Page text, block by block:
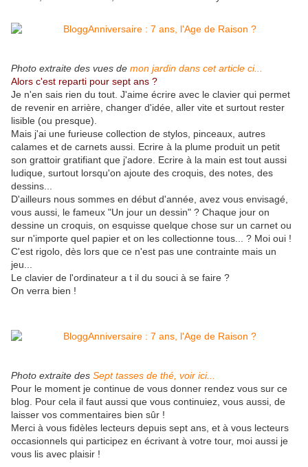
Photo extraite des vues de mon jardin dans cet article ci...
Alors c'est reparti pour sept ans ?
Je n'en sais rien du tout. J'aime écrire avec le clavier qui permet
de revenir en arrière, changer d'idée, aller vite et surtout rester
lisible (ou presque).
Mais j'ai une furieuse collection de stylos, pinceaux, autres
calames et de carnets aussi. Ecrire à la plume produit un petit
son grattoir gratifiant que j'adore. Ecrire à la main est tout aussi
ludique, surtout lorsqu'on ajoute des croquis, des notes, des
dessins...
D'ailleurs nous sommes en début d'année, avez vous envisagé,
vous aussi, le fameux "Un jour un dessin" ? Chaque jour on
dessine un croquis, on esquisse quelque chose sur un carnet ou
sur n'importe quel papier et on les collectionne tous... ? Moi oui !
C'est rigolo, dès lors que ce n'est pas une contrainte mais un
jeu...
Le clavier de l'ordinateur a t il du souci à se faire ?
On verra bien !
Photo extraite des Sept tasses de thé, voir ici...
Pour le moment je continue de vous donner rendez vous sur ce
blog. Pour cela il faut aussi que vous continuiez, vous aussi, de
laisser vos commentaires bien sûr !
Merci à vous fidèles lecteurs depuis sept ans, et à vous lecteurs
occasionnels qui participez en écrivant à votre tour, moi aussi je
vous lis avec plaisir !